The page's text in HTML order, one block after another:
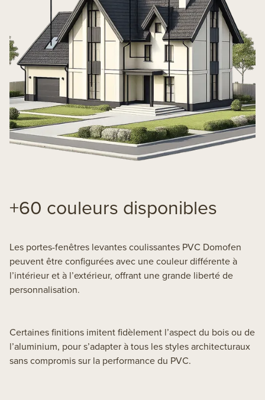
+60 couleurs disponibles
Les portes-fenêtres levantes coulissantes PVC Domofen
peuvent être configurées avec une couleur différente à
l’intérieur et à l’extérieur, offrant une grande liberté de
personnalisation.
Certaines finitions imitent fidèlement l’aspect du bois ou de
l’aluminium, pour s’adapter à tous les styles architecturaux
sans compromis sur la performance du PVC.